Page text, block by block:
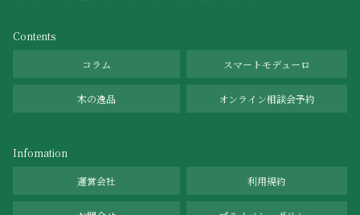
Contents
コラム スマートモデューロ
木の逸品 オンライン相談会予約
Infomation
運営会社 利用規約